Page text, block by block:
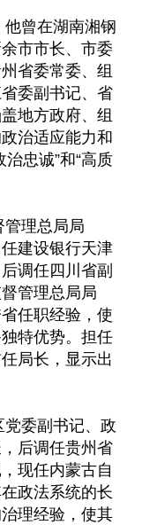
曾在湖南湘钢
市市长、市委
省委常委、组
委副书记、省
地方政府、组
治适应能力和
忠诚”和“高质
管理总局局
建设银行天津
调任四川省副
管理总局局
任职经验，使
特优势。担任
局长，显示出
委副书记、政
后调任贵州省
现任内蒙古自
政法系统的长
理经验，使其